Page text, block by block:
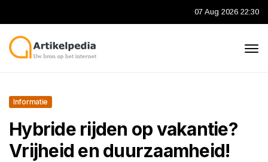
07 Aug 2026 22:30
Informatie
Hybride rijden op vakantie?
Vrijheid en duurzaamheid!